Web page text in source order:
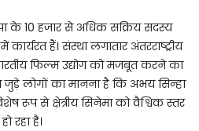
के 10 हजार से अधिक सक्रिय सदस्य
हैं। संस्था लगातार अंतरराष्ट्रीय
फिल्म उद्योग को मजबूत करने का
जुड़े लोगों का मानना है कि अभय सिन्हा
रूप से क्षेत्रीय सिनेमा को वैश्विक स्तर
रहा है।